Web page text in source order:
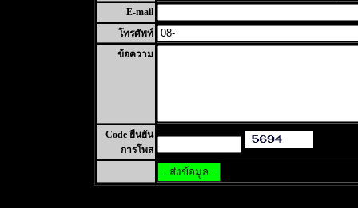
E-mail
โทรศัพท์
ข้อความ
Code ยืนยัน
การโพส